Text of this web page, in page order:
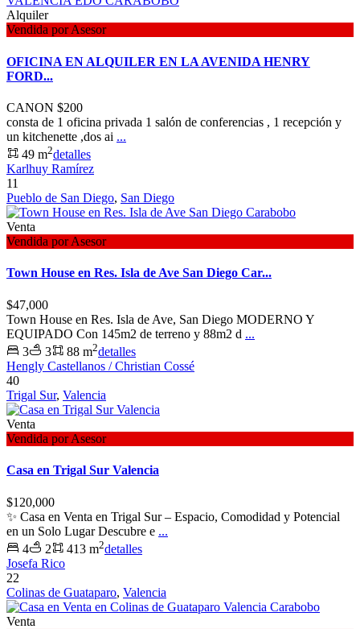
Alquiler
Vendida por Asesor
OFICINA EN ALQUILER EN LA AVENIDA HENRY
FORD...
CANON $200
consta de 1 oficina privada 1 salón de conferencias , 1 recepción y
un kitchenette ,dos ai ...
49 m2detalles
Karlhuy Ramírez
11
Pueblo de San Diego, San Diego
Venta
Vendida por Asesor
Town House en Res. Isla de Ave San Diego Car...
$47,000
Town House en Res. Isla de Ave, San Diego MODERNO Y
EQUIPADO Con 145m2 de terreno y 88m2 d ...
3
3 88 m2detalles
Hengly Castellanos / Christian Cossé
40
Trigal Sur, Valencia
Venta
Vendida por Asesor
Casa en Trigal Sur Valencia
$120,000
✨ Casa en Venta en Trigal Sur – Espacio, Comodidad y Potencial
en un Solo Lugar Descubre e ...
4
2 413 m2detalles
Josefa Rico
22
Colinas de Guataparo, Valencia
Venta